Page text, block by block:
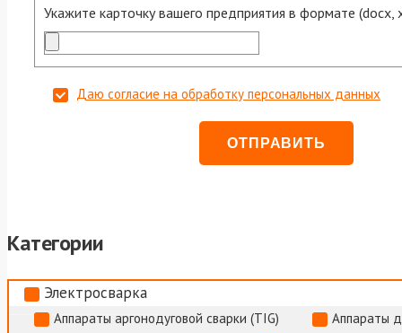
Укажите карточку вашего предприятия в формате (docx,
Даю согласие на обработку персональных данных
Категории
Электросварка
Аппараты аргонодуговой сварки (TIG)
Аппараты